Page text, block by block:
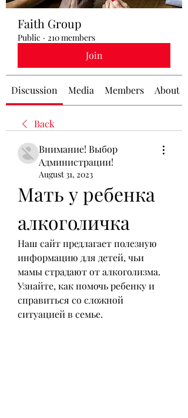
Faith Group
Public · 210 members
Join
Discussion Media Members About
Back
Внимание! Выбор
Администрации!
August 31, 2023
Мать у ребенка
алкоголичка
Наш сайт предлагает полезную
информацию для детей, чьи
мамы страдают от алкоголизма.
Узнайте, как помочь ребенку и
справиться со сложной
ситуацией в семье.